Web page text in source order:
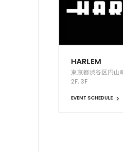
HARLEM
東京都渋谷区円
2F, 3F
EVENT SCHEDULE